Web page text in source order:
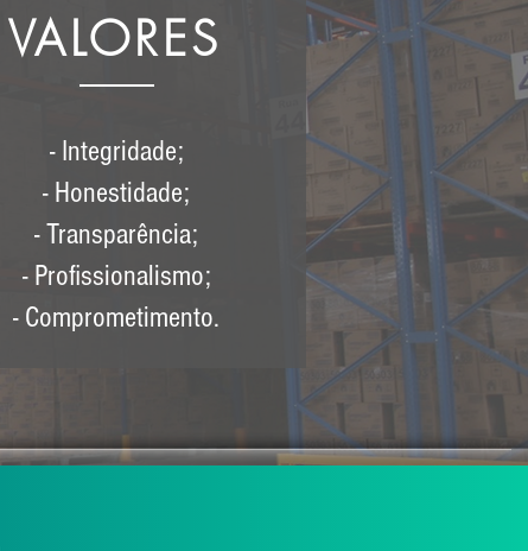
VALORES
- Integridade;
- Honestidade;
- Transparência;
- Profissionalismo;
- Comprometimento.